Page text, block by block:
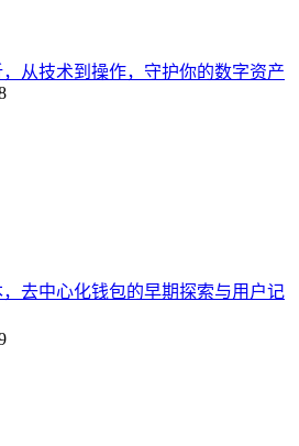
从技术到操作，守护你的数字资产
去中心化钱包的早期探索与用户记